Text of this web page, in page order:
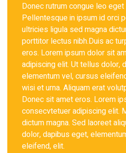
Donec rutrum congue leo
Pellentesque in ipsum id orci
ultricies ligula sed magna
porttitor lectus nibh.Duis ac
eros. Lorem ipsum dolor sit
adipiscing elit. Ut tellus dolor,
elementum vel, cursus
wisi et urna. Aliquam erat
Donec sit amet eros. Lorem
consecvtetuer adipiscing elit.
dictum magna. Sed laoreet
dolor, dapibus eget,
eleifend, elit.